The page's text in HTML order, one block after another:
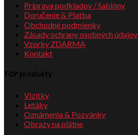
Príprava podkladov / šablóny
Doručenie & Platba
Obchodné podmienky
Zásady ochrany osobných údajov
Vzorky ZDARMA
Kontakt
TOP produkty:
Vizitky
Letáky
Oznámenia & Pozvánky
Obrazy na plátne